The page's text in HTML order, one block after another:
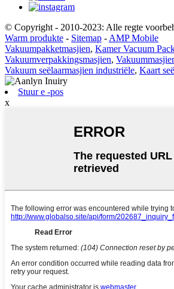
© Copyright - 2010-2023: Alle regte
Warm produkte - Sitemap - AMP Mobile
Vakuumpakketmasjien, Kamer Vacuum
Vakuumverpakkingsmasjien,
Vakuum seëlaarmasjien industriële, Kaart
Stuur e -pos
x